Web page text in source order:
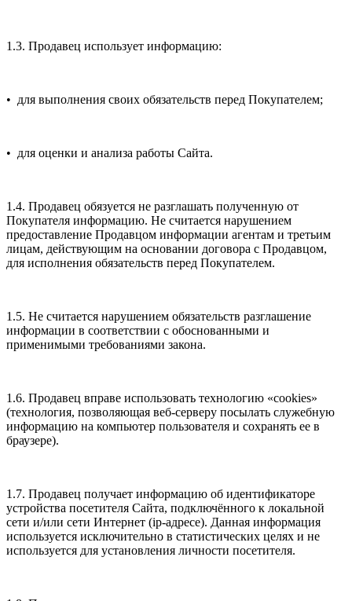
1.3. Продавец использует информацию:
• для выполнения своих обязательств перед Покупателем;
• для оценки и анализа работы Сайта.
1.4. Продавец обязуется не разглашать полученную от
Покупателя информацию. Не считается нарушением
предоставление Продавцом информации агентам и третьим
лицам, действующим на основании договора с Продавцом,
для исполнения обязательств перед Покупателем.
1.5. Не считается нарушением обязательств разглашение
информации в соответствии с обоснованными и
применимыми требованиями закона.
1.6. Продавец вправе использовать технологию «cookies»
(технология, позволяющая веб-серверу посылать служебную
информацию на компьютер пользователя и сохранять ее в
браузере).
1.7. Продавец получает информацию об идентификаторе
устройства посетителя Сайта, подключённого к локальной
сети и/или сети Интернет (ip-адресе). Данная информация
используется исключительно в статистических целях и не
используется для установления личности посетителя.